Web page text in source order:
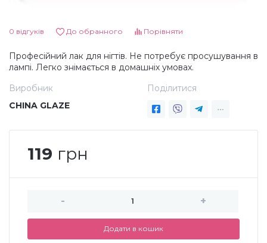
Декор для нігтів
Наклейки гнучкі лінії
Наліпки гнучкі лінії
Втирки
Навчання
0 відгуків До обранного Порівняти
Професійний лак для нігтів. Не потребує просушування в
лампі. Легко знімається в домашніх умовах.
Виробник
CHINA GLAZE
Поділитися
119 грн
- +
Додати в кошик